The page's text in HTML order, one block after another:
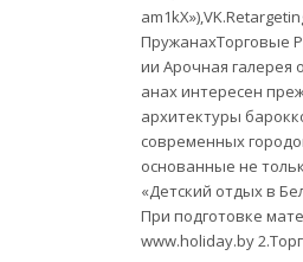
ПружанахТорговые
ии Арочная галерея
анах интересен
архитектуры
современных
основанные не
«Детский отдых в
При подготовке
www.holiday.by